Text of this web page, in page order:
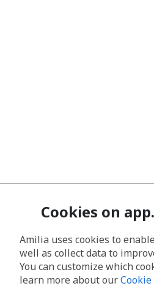
Cookies on
Amilia uses cookies to
well as collect data to
You can customize which
learn more about ourCookie